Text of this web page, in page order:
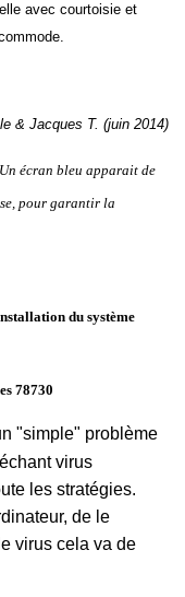
avec courtoisie et
& Jacques T. (juin 2014)
écran bleu apparait de
pour garantir la
du système
78730
"simple" problème
virus
les stratégies.
de le
virus cela va de